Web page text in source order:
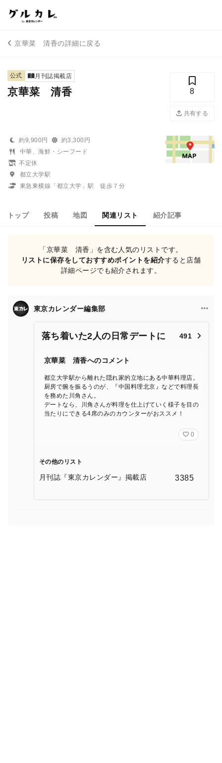
京華菜 清香の詳細に戻る
公式 月刊誌掲載店
京華菜 清香 8
共有する
約9,900円
約3,300円
中華、海鮮・シーフード
不定休
都立大学駅
東急東横線「都立大学」駅 徒歩７分
トップ 投稿 地図 関連リスト 紹介記事
「京華菜 清香」を含む人気のリストです。
リストに保存をしておすすめポイントを紹介すると店舗
詳細ページでも紹介されます。
東京カレンダー編集部
落ち着いた2人の日常デートに 491
京華菜 清香へのコメント
都立大学駅から離れた隠れ家的立地にある中華料理店。
厨房で腕を振るうのが、『中国料理北京』などで料理長
を務めた川角さん。
デートなら、川角さんが料理を仕上げていく様子を目の
当たりにできる4席のみのカウンターがおススメ！
0
その他のリスト
月刊誌『東京カレンダー』掲載店 3385